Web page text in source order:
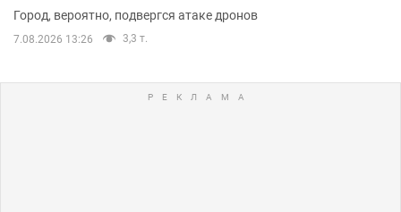
Город, вероятно, подвергся атаке дронов
7.08.2026 13:26 3,3 т.